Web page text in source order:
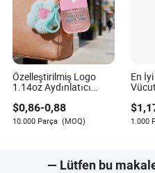
Özelleştirilmiş Logo
1.14oz Aydınlatıcı
Parfüm Işıltılı Vücut
Spreyi
$0,86-0,88
10.000 Parça (MOQ)
En
$
1.000
— Lütfen bu